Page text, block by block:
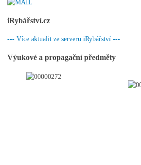
iRybářství.cz
--- Více aktualit ze serveru iRybářství ---
Výukové a propagační předměty